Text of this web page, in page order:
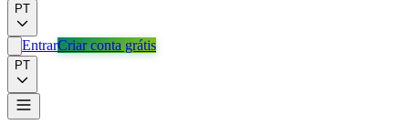
PT
EntrarCriar conta grátis
PT